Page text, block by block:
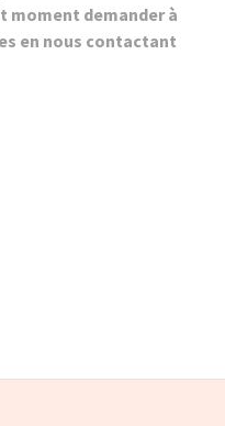
moment demander à
en nous contactant